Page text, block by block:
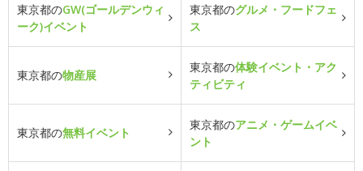
東京都のGW(ゴールデンウィ
ーク)イベント
東京都のグルメ・フードフェ
ス
東京都の物産展
東京都の体験イベント・アク
ティビティ
東京都の無料イベント
東京都のアニメ・ゲームイベ
ント